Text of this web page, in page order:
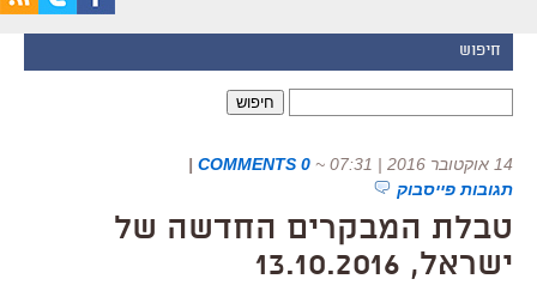
חיפוש
14 אוקטובר 2016 | 07:31 ~
0 COMMENTS
|
תגובות פייסבוק
טבלת המבקרים החדשה של
ישראל, 13.10.2016